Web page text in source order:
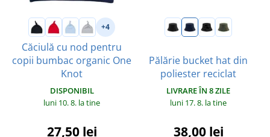
+4
Căciulă cu nod pentru
copii bumbac organic One
Knot
DISPONIBIL
luni 10. 8. la tine
27,50 lei
Pălărie bucket hat din
poliester reciclat
LIVRARE ÎN 8 ZILE
luni 17. 8. la tine
38,00 lei